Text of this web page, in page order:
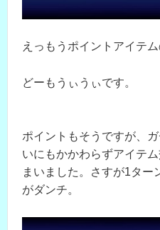
えっもうポイントアイテ
どーもうぃうぃです。
ポイントもそうですが、
いにもかかわらずアイテ
まいました。さすが1ター
がダンチ。